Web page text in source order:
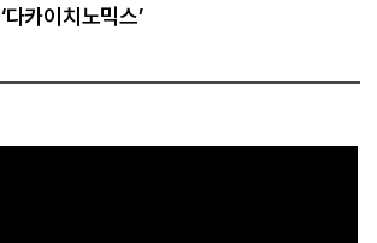
‘다카이치노믹스’